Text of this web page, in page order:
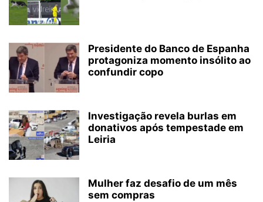
Presidente do Banco de Espanha
protagoniza momento insólito ao
confundir copo
Investigação revela burlas em
donativos após tempestade em
Leiria
Mulher faz desafio de um mês
sem compras